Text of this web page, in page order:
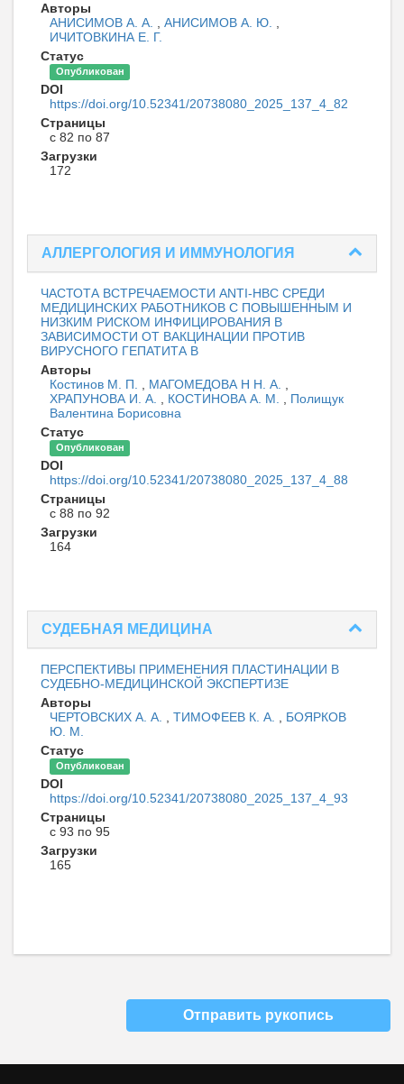
Авторы
АНИСИМОВ А. А. , АНИСИМОВ А. Ю. ,
ИЧИТОВКИНА Е. Г.
Статус
Опубликован
DOI
https://doi.org/10.52341/20738080_2025_137_4_82
Страницы
с 82 по 87
Загрузки
172
АЛЛЕРГОЛОГИЯ И ИММУНОЛОГИЯ
ЧАСТОТА ВСТРЕЧАЕМОСТИ АNTI-НВС СРЕДИ
МЕДИЦИНСКИХ РАБОТНИКОВ С ПОВЫШЕННЫМ И
НИЗКИМ РИСКОМ ИНФИЦИРОВАНИЯ В
ЗАВИСИМОСТИ ОТ ВАКЦИНАЦИИ ПРОТИВ
ВИРУСНОГО ГЕПАТИТА В
Авторы
Костинов М. П. , МАГОМЕДОВА Н Н. А. ,
ХРАПУНОВА И. А. , КОСТИНОВА А. М. , Полищук
Валентина Борисовна
Статус
Опубликован
DOI
https://doi.org/10.52341/20738080_2025_137_4_88
Страницы
с 88 по 92
Загрузки
164
СУДЕБНАЯ МЕДИЦИНА
ПЕРСПЕКТИВЫ ПРИМЕНЕНИЯ ПЛАСТИНАЦИИ В
СУДЕБНО-МЕДИЦИНСКОЙ ЭКСПЕРТИЗЕ
Авторы
ЧЕРТОВСКИХ А. А. , ТИМОФЕЕВ К. А. , БОЯРКОВ
Ю. М.
Статус
Опубликован
DOI
https://doi.org/10.52341/20738080_2025_137_4_93
Страницы
с 93 по 95
Загрузки
165
Отправить рукопись